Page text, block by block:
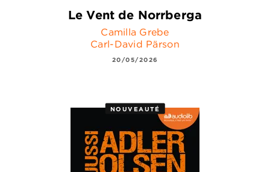
Le Vent de Norrberga
Camilla Grebe
Carl-David Pärson
20/05/2026
NOUVEAUTÉ